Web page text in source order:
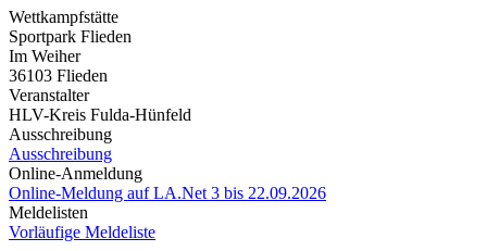
Wettkampfstätte
Sportpark Flieden
Im Weiher
36103 Flieden
Veranstalter
HLV-Kreis Fulda-Hünfeld
Ausschreibung
Ausschreibung
Online-Anmeldung
Online-Meldung auf LA.Net 3 bis 22.09.2026
Meldelisten
Vorläufige Meldeliste